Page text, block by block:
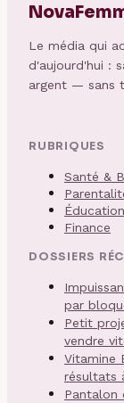
Le média qui
d'aujourd'hui :
argent — sans
RUBRIQUES
Santé &
Finance
DOSSIERS
par
Petit
vendre
Vitamine
résultats
Pantalon